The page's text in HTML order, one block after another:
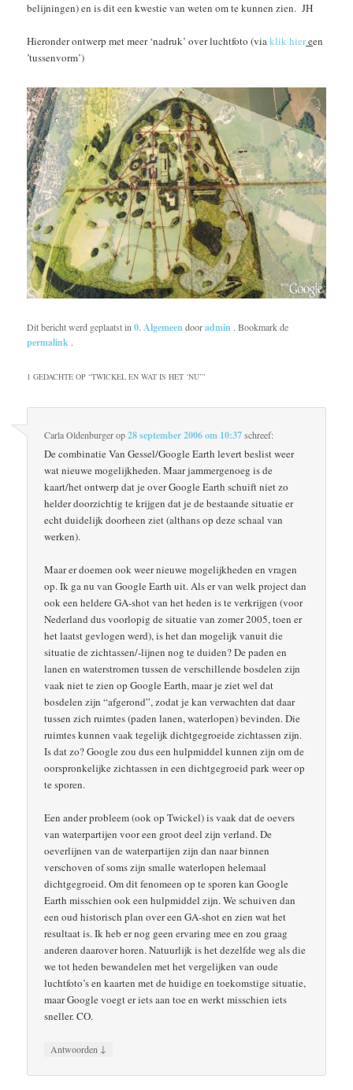
belijningen) en is dit een kwestie van weten om te kunnen zien. JH
Hieronder ontwerp met meer ‘nadruk’ over luchtfoto (viaklik hiereen
’tussenvorm’)
Dit bericht werd geplaatst in0. Algemeen dooradmin . Bookmark de
permalink .
1 GEDACHTE OP “TWICKEL EN WAT IS HET ‘NU’”
Carla Oldenburgerop28 september 2006 om 10:37schreef:
De combinatie Van Gessel/Google Earth levert beslist weer
wat nieuwe mogelijkheden. Maar jammergenoeg is de
kaart/het ontwerp dat je over Google Earth schuift niet zo
helder doorzichtig te krijgen dat je de bestaande situatie er
echt duidelijk doorheen ziet (althans op deze schaal van
werken).
Maar er doemen ook weer nieuwe mogelijkheden en vragen
op. Ik ga nu van Google Earth uit. Als er van welk project dan
ook een heldere GA-shot van het heden is te verkrijgen (voor
Nederland dus voorlopig de situatie van zomer 2005, toen er
het laatst gevlogen werd), is het dan mogelijk vanuit die
situatie de zichtassen/-lijnen nog te duiden? De paden en
lanen en waterstromen tussen de verschillende bosdelen zijn
vaak niet te zien op Google Earth, maar je ziet wel dat
bosdelen zijn “afgerond”, zodat je kan verwachten dat daar
tussen zich ruimtes (paden lanen, waterlopen) bevinden. Die
ruimtes kunnen vaak tegelijk dichtgegroeide zichtassen zijn.
Is dat zo? Google zou dus een hulpmiddel kunnen zijn om de
oorspronkelijke zichtassen in een dichtgegroeid park weer op
te sporen.
Een ander probleem (ook op Twickel) is vaak dat de oevers
van waterpartijen voor een groot deel zijn verland. De
oeverlijnen van de waterpartijen zijn dan naar binnen
verschoven of soms zijn smalle waterlopen helemaal
dichtgegroeid. Om dit fenomeen op te sporen kan Google
Earth misschien ook een hulpmiddel zijn. We schuiven dan
een oud historisch plan over een GA-shot en zien wat het
resultaat is. Ik heb er nog geen ervaring mee en zou graag
anderen daarover horen. Natuurlijk is het dezelfde weg als die
we tot heden bewandelen met het vergelijken van oude
luchtfoto’s en kaarten met de huidige en toekomstige situatie,
maar Google voegt er iets aan toe en werkt misschien iets
sneller. CO.
Antwoorden ↓